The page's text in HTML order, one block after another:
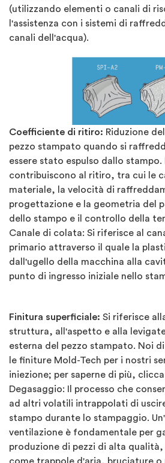
(utilizzando elementi o canali di
l'assistenza con i sistemi di
canali dell'acqua).
Coefficiente di ritiro: Riduzione
pezzo stampato quando si
essere stato espulso dallo
contribuiscono al ritiro, tra cui le
materiale, la velocità di
progettazione e la geometria del
dello stampo e il controllo della
Canale di colata: Si riferisce al
primario attraverso il quale la
dall'ugello della macchina alla
punto di ingresso iniziale nello
Finitura superficiale: Si riferisce
struttura, all'aspetto e alla
esterna del pezzo stampato. Noi
le finiture Mold-Tech per i nostri
iniezione; per saperne di più,
Degasaggio: Il processo che
ad altri volatili intrappolati di
stampo durante lo stampaggio.
ventilazione è fondamentale per
produzione di pezzi di alta
come trappole d'aria, bruciature o